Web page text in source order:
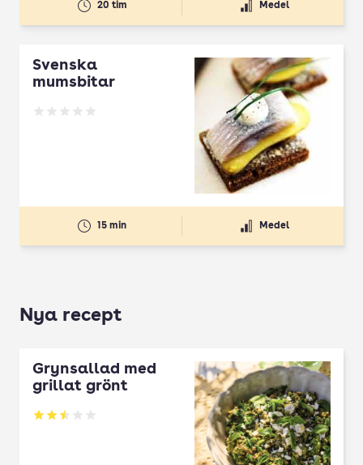
20 tim Medel
Svenska
mumsbitar
15 min Medel
Nya recept
Grynsallad med
grillat grönt
Betyg: 2.5 av 5